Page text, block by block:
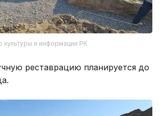
культуры и информации РК
реставрацию планируется до